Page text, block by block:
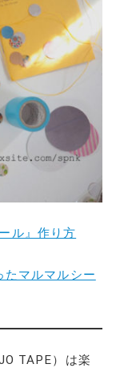
ル』作り方
たマルマルシー
TAPE）は楽